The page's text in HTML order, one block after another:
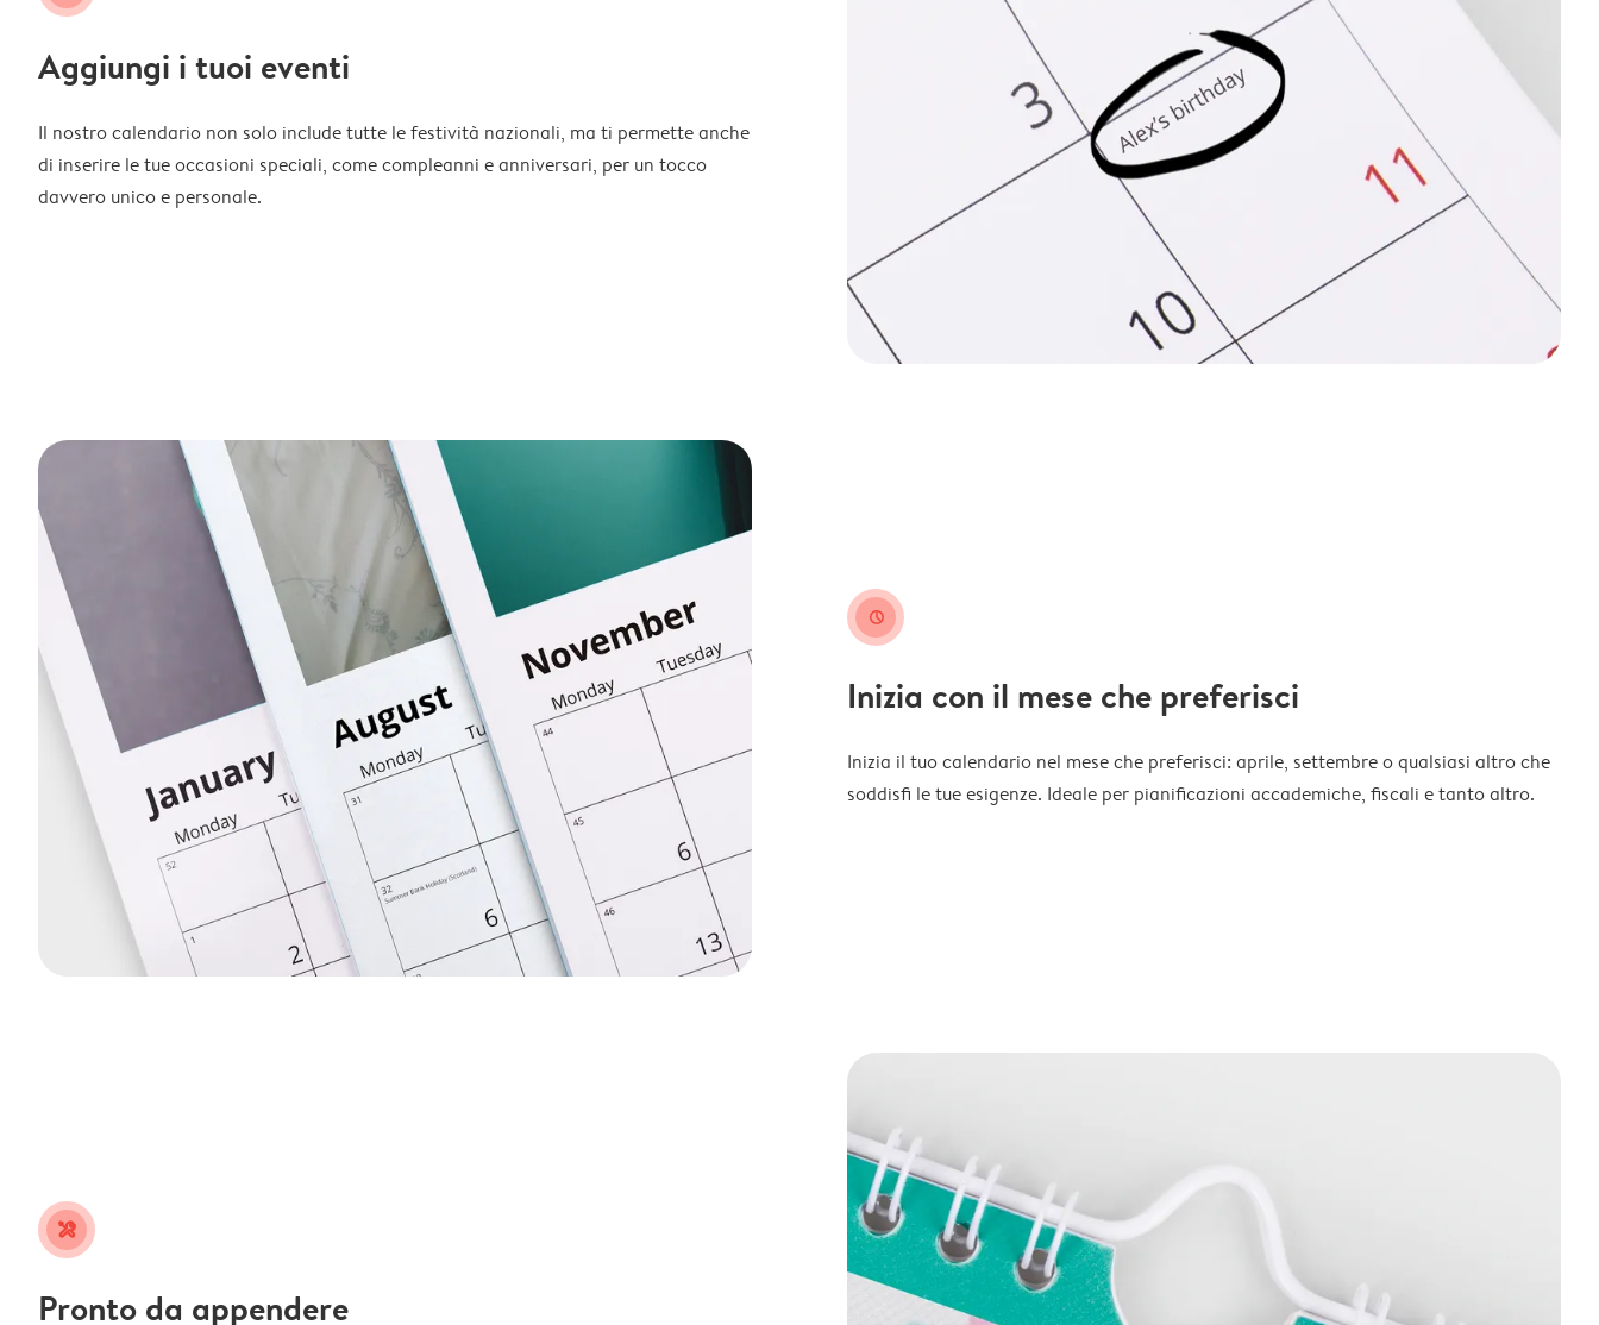
Aggiungi i tuoi eventi
Il nostro calendario non solo include tutte le festività nazionali, ma ti permette anche
di inserire le tue occasioni speciali, come compleanni e anniversari, per un tocco
davvero unico e personale.
clock
Inizia con il mese che preferisci
Inizia il tuo calendario nel mese che preferisci: aprile, settembre o qualsiasi altro che
soddisfi le tue esigenze. Ideale per pianificazioni accademiche, fiscali e tanto altro.
tools
Pronto da appendere